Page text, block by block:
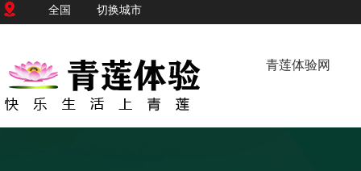
全国 切换城市
青莲体验网